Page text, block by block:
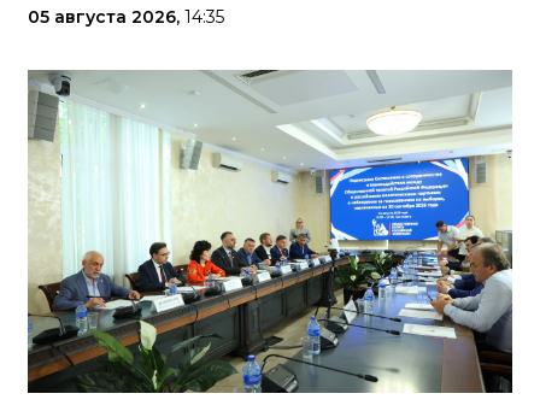
05 августа 2026, 14:35